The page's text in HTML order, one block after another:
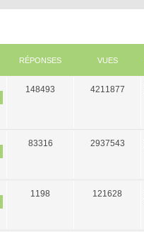
RÉPONSES VUES
148493 4211877
83316 2937543
1198 121628